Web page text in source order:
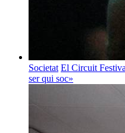
Societat El Circuit
ser qui soc»